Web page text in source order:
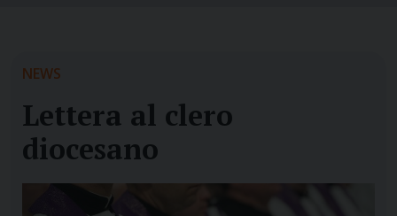
NEWS
Lettera al clero
diocesano